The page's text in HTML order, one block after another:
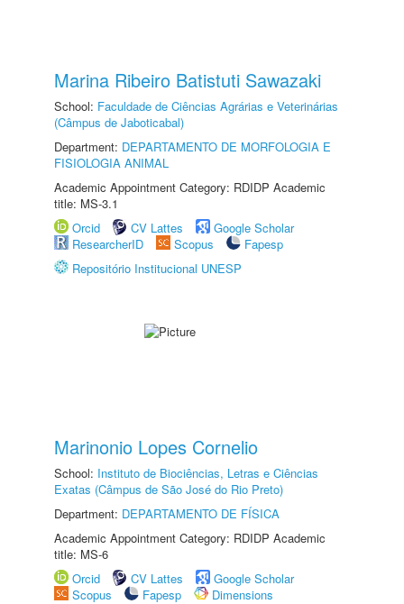
Marina Ribeiro Batistuti Sawazaki
School: Faculdade de Ciências Agrárias e Veterinárias
(Câmpus de Jaboticabal)
Department: DEPARTAMENTO DE MORFOLOGIA E
FISIOLOGIA ANIMAL
Academic Appointment Category: RDIDP Academic
title: MS-3.1
Orcid
CV Lattes
Google Scholar
ResearcherID
Scopus
Fapesp
Repositório Institucional UNESP
Marinonio Lopes Cornelio
School: Instituto de Biociências, Letras e Ciências
Exatas (Câmpus de São José do Rio Preto)
Department: DEPARTAMENTO DE FÍSICA
Academic Appointment Category: RDIDP Academic
title: MS-6
Orcid
CV Lattes
Google Scholar
Scopus
Fapesp
Dimensions